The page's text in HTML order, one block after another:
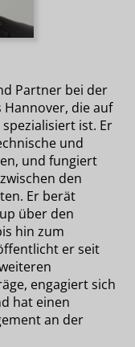
Partner bei der
Hannover, die auf
ist. Er
und
und fungiert
den
Er berät
über den
hin zum
er seit
engagiert sich
hat einen
an der